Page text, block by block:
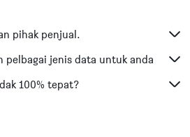
pihak penjual.
pelbagai jenis data untuk anda
100% tepat?